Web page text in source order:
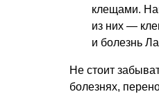
клещами.
из них —
и болезнь
Не стоит
болезнях,